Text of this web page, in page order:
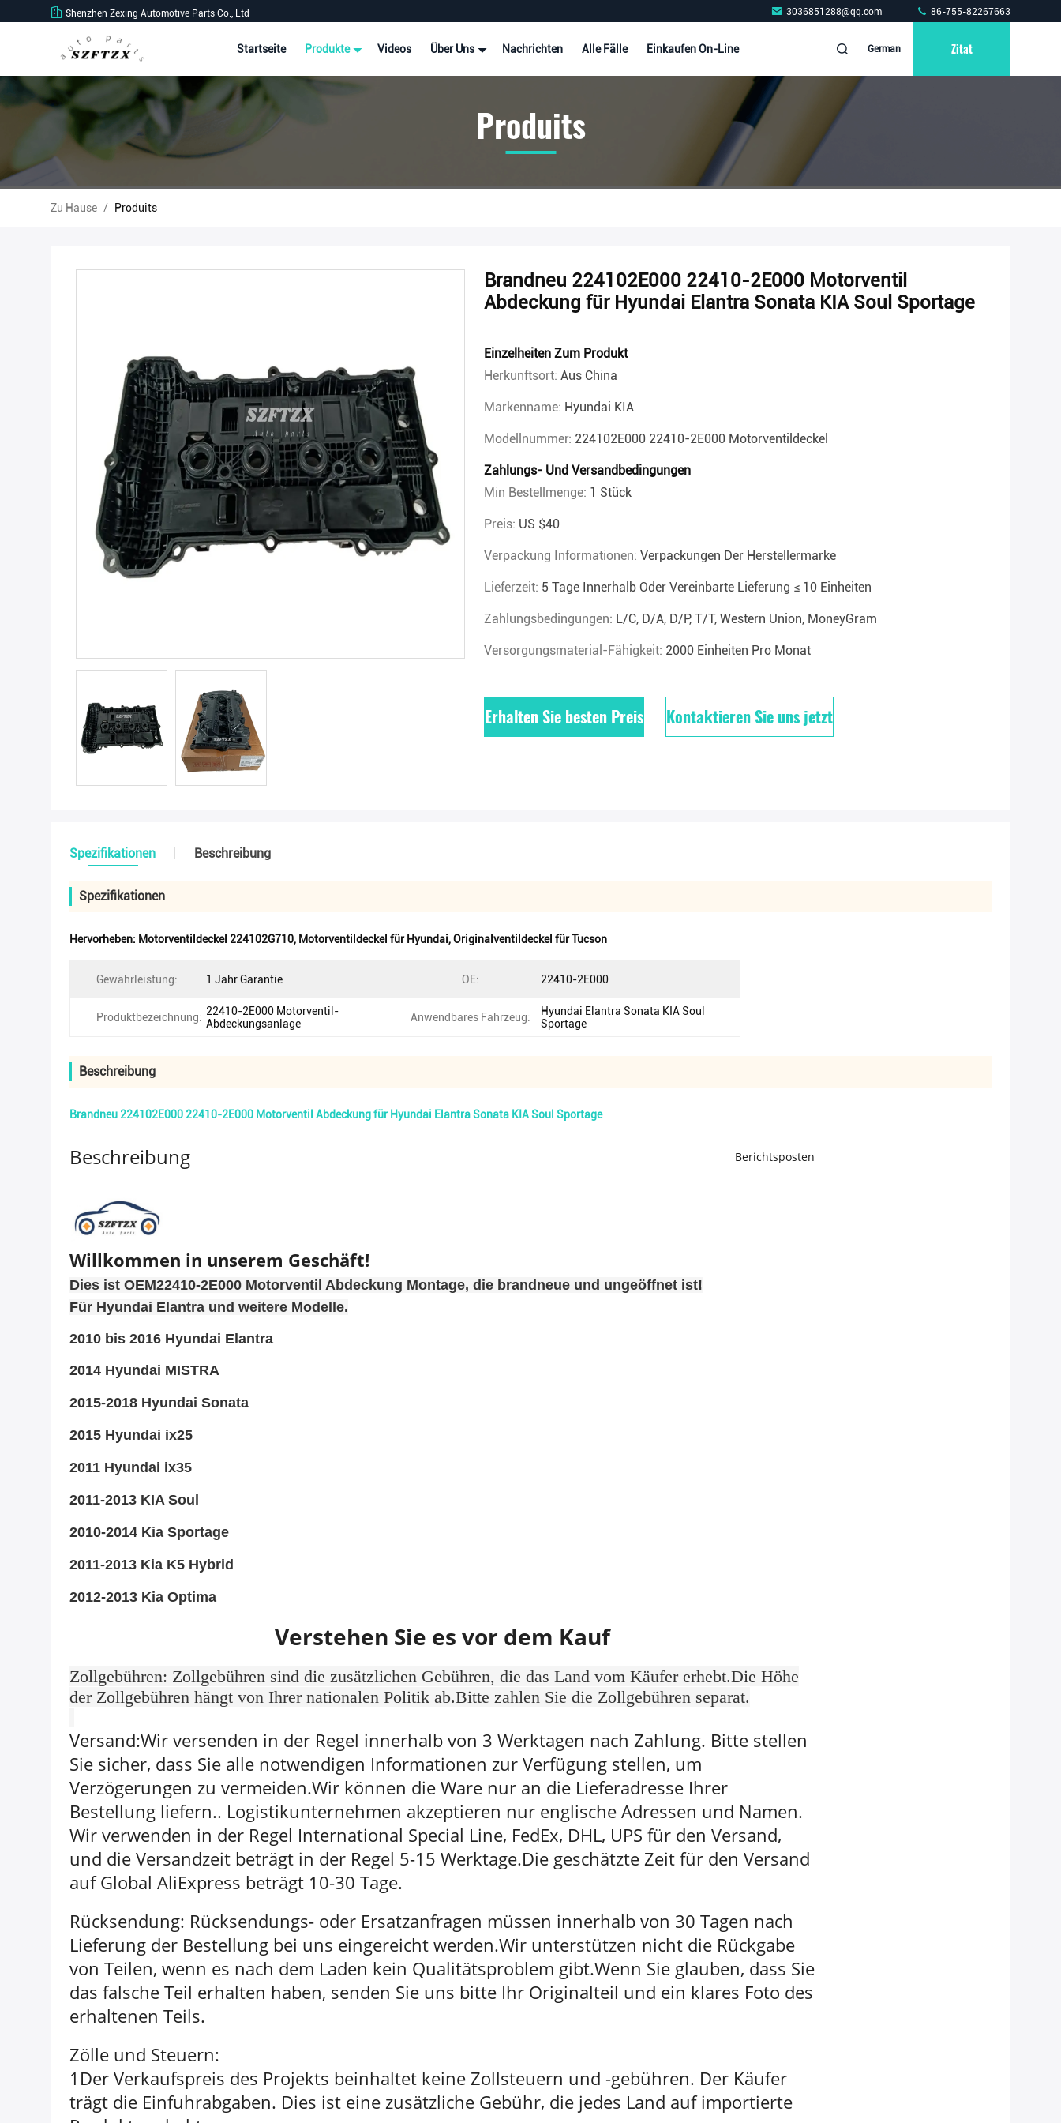
Shenzhen Zexing Automotive Parts Co., Ltd 3036851288@qq.com 86-755-82267663
Startseite Produkte Videos Über Uns Nachrichten Alle Fälle Einkaufen On-Line German Zitat
Produits
Zu Hause / Produits
Brandneu 224102E000 22410-2E000 Motorventil
Abdeckung für Hyundai Elantra Sonata KIA Soul Sportage
Einzelheiten Zum Produkt
Herkunftsort: Aus China
Markenname: Hyundai KIA
Modellnummer: 224102E000 22410-2E000 Motorventildeckel
Zahlungs- Und Versandbedingungen
Min Bestellmenge: 1 Stück
Preis: US $40
Verpackung Informationen: Verpackungen Der Herstellermarke
Lieferzeit: 5 Tage Innerhalb Oder Vereinbarte Lieferung ≤ 10 Einheiten
Zahlungsbedingungen: L/C, D/A, D/P, T/T, Western Union, MoneyGram
Versorgungsmaterial-Fähigkeit: 2000 Einheiten Pro Monat
Erhalten Sie besten Preis Kontaktieren Sie uns jetzt
Spezifikationen Beschreibung
Spezifikationen
Hervorheben: Motorventildeckel 224102G710, Motorventildeckel für Hyundai,Originalventildeckel für Tucson
Gewährleistung: 1 Jahr Garantie OE: 22410-2E000
Produktbezeichnung: 22410-2E000 Motorventil-
Abdeckungsanlage
Anwendbares Fahrzeug:
Hyundai Elantra Sonata KIA Soul
Sportage
Beschreibung
Brandneu 224102E000 22410-2E000 Motorventil Abdeckung für Hyundai Elantra Sonata KIA Soul Sportage
Beschreibung Berichtsposten
Willkommen in unserem Geschäft!
Dies ist OEM22410-2E000 Motorventil Abdeckung Montage, die brandneue und ungeöffnet ist!
Für Hyundai Elantra und weitere Modelle.
2010 bis 2016 Hyundai Elantra
2014 Hyundai MISTRA
2015-2018 Hyundai Sonata
2015 Hyundai ix25
2011 Hyundai ix35
2011-2013 KIA Soul
2010-2014 Kia Sportage
2011-2013 Kia K5 Hybrid
2012-2013 Kia Optima
Verstehen Sie es vor dem Kauf
Zollgebühren: Zollgebühren sind die zusätzlichen Gebühren, die das Land vom Käufer erhebt.Die Höhe
der Zollgebühren hängt von Ihrer nationalen Politik ab.Bitte zahlen Sie die Zollgebühren separat.
Versand:Wir versenden in der Regel innerhalb von 3 Werktagen nach Zahlung. Bitte stellen
Sie sicher, dass Sie alle notwendigen Informationen zur Verfügung stellen, um
Verzögerungen zu vermeiden.Wir können die Ware nur an die Lieferadresse Ihrer
Bestellung liefern.. Logistikunternehmen akzeptieren nur englische Adressen und Namen.
Wir verwenden in der Regel International Special Line, FedEx, DHL, UPS für den Versand,
und die Versandzeit beträgt in der Regel 5-15 Werktage.Die geschätzte Zeit für den Versand
auf Global AliExpress beträgt 10-30 Tage.
Rücksendung: Rücksendungs- oder Ersatzanfragen müssen innerhalb von 30 Tagen nach
Lieferung der Bestellung bei uns eingereicht werden.Wir unterstützen nicht die Rückgabe
von Teilen, wenn es nach dem Laden kein Qualitätsproblem gibt.Wenn Sie glauben, dass Sie
das falsche Teil erhalten haben, senden Sie uns bitte Ihr Originalteil und ein klares Foto des
erhaltenen Teils.
Zölle und Steuern:
1Der Verkaufspreis des Projekts beinhaltet keine Zollsteuern und -gebühren. Der Käufer
trägt die Einfuhrabgaben. Dies ist eine zusätzliche Gebühr, die jedes Land auf importierte